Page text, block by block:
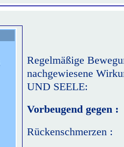
Regelmäßige
nachgewiesene
UND SEELE:
Vorbeugend gegen :
Rückenschmerzen :